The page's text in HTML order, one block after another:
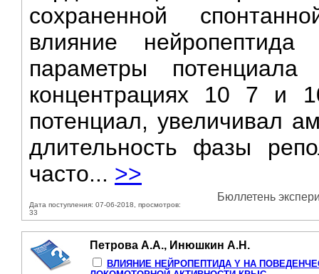
сохраненной
влияние
параметры
концентрациях 10 7 и
потенциал, увеличивал
длительность фазы
часто... >>
Дата поступления: 07-06-2018, просмотров:
33
Бюллетень
Петрова А.А., Инюшкин А.Н.
ВЛИЯНИЕ НЕЙРОПЕПТИДА Y НА